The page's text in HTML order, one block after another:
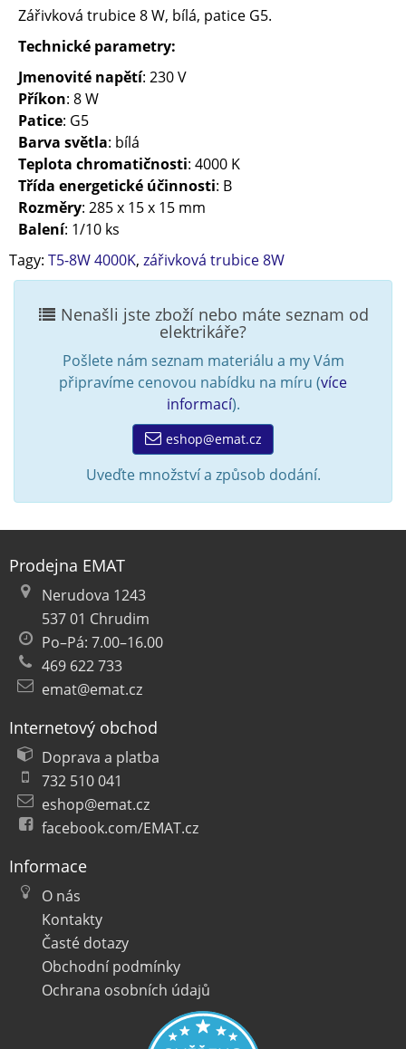
Zářivková trubice 8 W, bílá, patice G5.
Technické parametry:
Jmenovité napětí: 230 V
Příkon: 8 W
Patice: G5
Barva světla: bílá
Teplota chromatičnosti: 4000 K
Třída energetické účinnosti: B
Rozměry: 285 x 15 x 15 mm
Balení: 1/10 ks
Tagy: T5-8W 4000K, zářivková trubice 8W
Nenašli jste zboží nebo máte seznam od
elektrikáře?
Pošlete nám seznam materiálu a my Vám
připravíme cenovou nabídku na míru (více
informací).
eshop@emat.cz
Uveďte množství a způsob dodání.
Prodejna EMAT
Nerudova 1243
537 01 Chrudim
Po–Pá: 7.00–16.00
469 622 733
emat@emat.cz
Internetový obchod
Doprava a platba
732 510 041
eshop@emat.cz
facebook.com/EMAT.cz
Informace
O nás
Kontakty
Časté dotazy
Obchodní podmínky
Ochrana osobních údajů